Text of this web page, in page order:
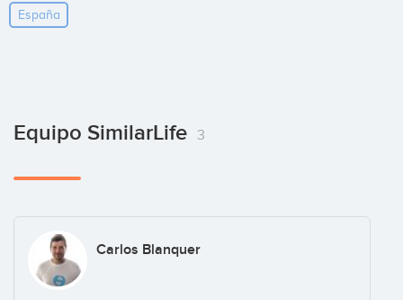
España
Equipo SimilarLife 3
Carlos Blanquer